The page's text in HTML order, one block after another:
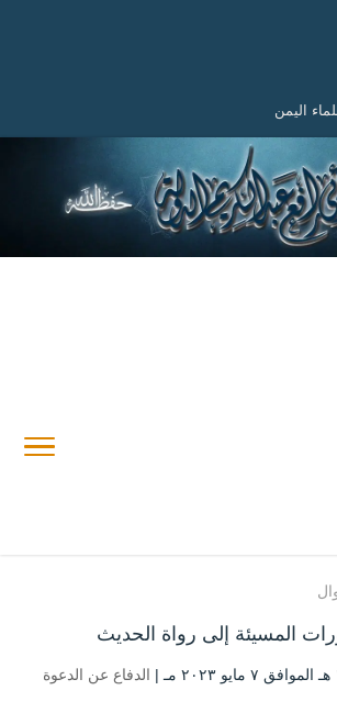
اليمن
المسيئة إلى رواة الحديث
الدفاع عن الدعوة